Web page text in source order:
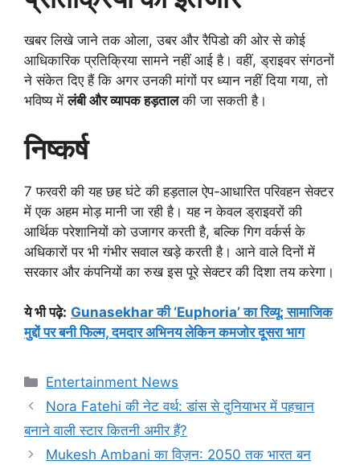
खबर लिखे जाने तक ओला, उबर और रैपिडो की ओर से कोई
आधिकारिक प्रतिक्रिया सामने नहीं आई है। वहीं, ड्राइवर संगठनों
ने संकेत दिए हैं कि अगर उनकी मांगों पर ध्यान नहीं दिया गया, तो
भविष्य मेंलंबी और व्यापक हड़तालकी जा सकती है।
निष्कर्ष
7 फरवरी की यह छह घंटे की हड़ताल ऐप-आधारित परिवहन सेक्टर
में एक अहम मोड़ मानी जा रही है। यह न केवल ड्राइवरों की
आर्थिक परेशानियों को उजागर करती है, बल्कि गिग वर्कर्स के
अधिकारों पर भी गंभीर सवाल खड़े करती है। आने वाले दिनों में
सरकार और कंपनियों का रुख इस पूरे सेक्टर की दिशा तय करेगा।
ये भी पढ़े: Gunasekhar की ‘Euphoria’ का रिव्यू: सामाजिक
मुद्दों पर बनी फिल्म, दमदार अभिनय लेकिन कमजोर दूसरा भाग
Categories
Entertainment News
Nora Fatehi की नेट वर्थ: डांस से दुनियाभर में पहचान
बनाने वाली स्टार कितनी अमीर हैं?
Mukesh Ambani का विज़न: 2050 तक भारत बन